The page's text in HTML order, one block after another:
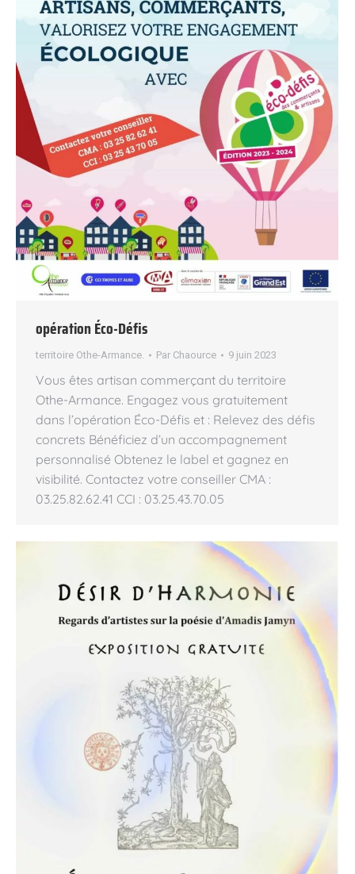
opération Éco-Défis
territoire Othe-Armance. Par Chaource 9 juin 2023
Vous êtes artisan commerçant du territoire
Othe-Armance. Engagez vous gratuitement
dans l’opération Éco-Défis et : Relevez des défis
concrets Bénéficiez d’un accompagnement
personnalisé Obtenez le label et gagnez en
visibilité. Contactez votre conseiller CMA :
03.25.82.62.41 CCI : 03.25.43.70.05